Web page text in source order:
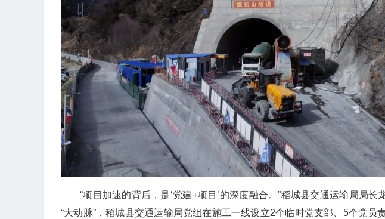
“项目加速的背后，是‘党建+项目’的深度融合。”稻城县交通运输局局
“大动脉”，稻城县交通运输局党组在施工一线设立2个临时党支部、5个党员